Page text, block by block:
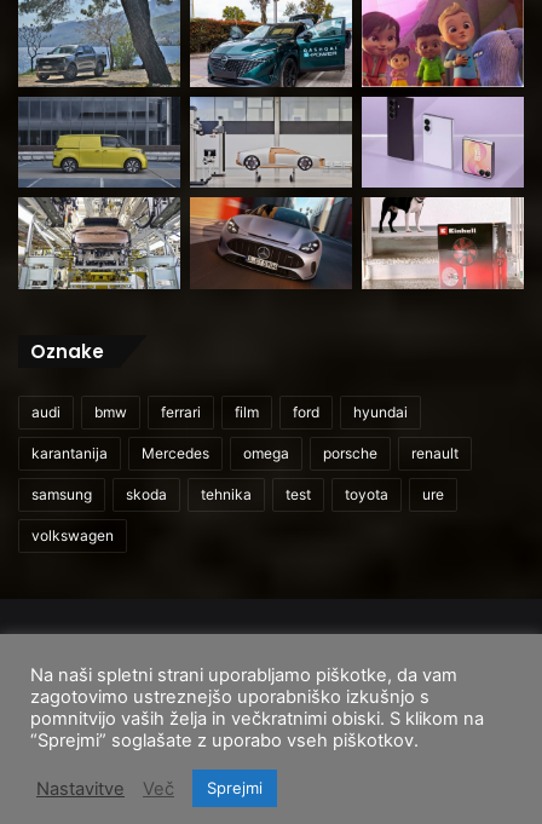
Oznake
audi bmw ferrari film ford hyundai
karantanija Mercedes omega porsche renault
samsung skoda tehnika test toyota ure
volkswagen
Domov
O nas Cenik storitev Pogoji uporabe
FacebookInstagram
TikTok
Na naši spletni strani uporabljamo piškotke, da vam
zagotovimo ustreznejšo uporabniško izkušnjo s
pomnitvijo vaših želja in večkratnimi obiski. S klikom na
“Sprejmi” soglašate z uporabo vseh piškotkov.
Nastavitve Več Sprejmi